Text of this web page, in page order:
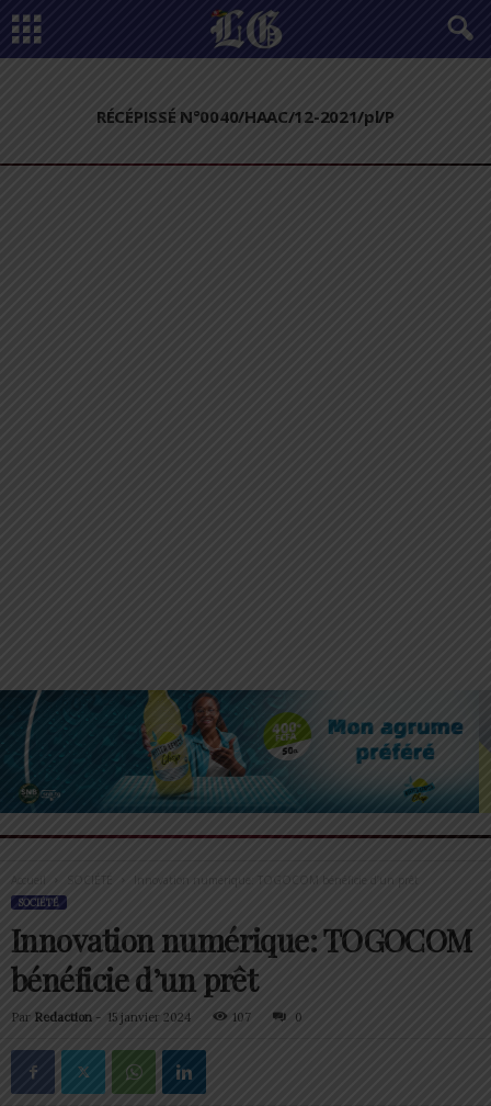
RÉCÉPISSÉ N°0040/HAAC/12-2021/pl/P
Accueil Innovation numérique: TOGOCOM bénéficie d’un prêt
SOCIÉTÉ
Innovation numérique: TOGOCOM
bénéficie d’un prêt
Par Redaction - 15 janvier 2024 107 0